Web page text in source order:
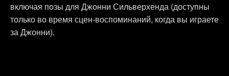
включая позы для Джонни Сильверхенда (доступны
только во время сцен-воспоминаний, когда вы играете
за Джонни).